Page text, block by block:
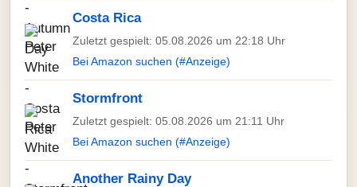
Costa Rica
Zuletzt gespielt: 05.08.2026 um 22:18 Uhr
Bei Amazon suchen (#Anzeige)
Stormfront
Zuletzt gespielt: 05.08.2026 um 21:11 Uhr
Bei Amazon suchen (#Anzeige)
Another Rainy Day